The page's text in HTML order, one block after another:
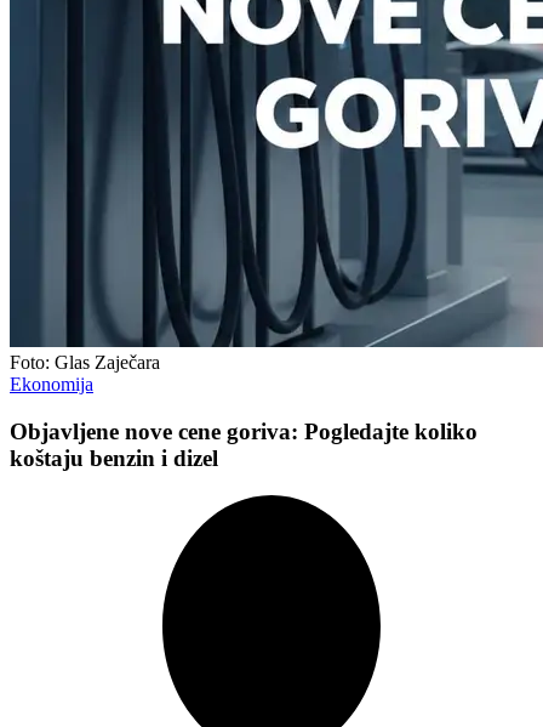
Foto: Glas Zaječara
Ekonomija
Objavljene nove cene goriva: Pogledajte koliko
koštaju benzin i dizel